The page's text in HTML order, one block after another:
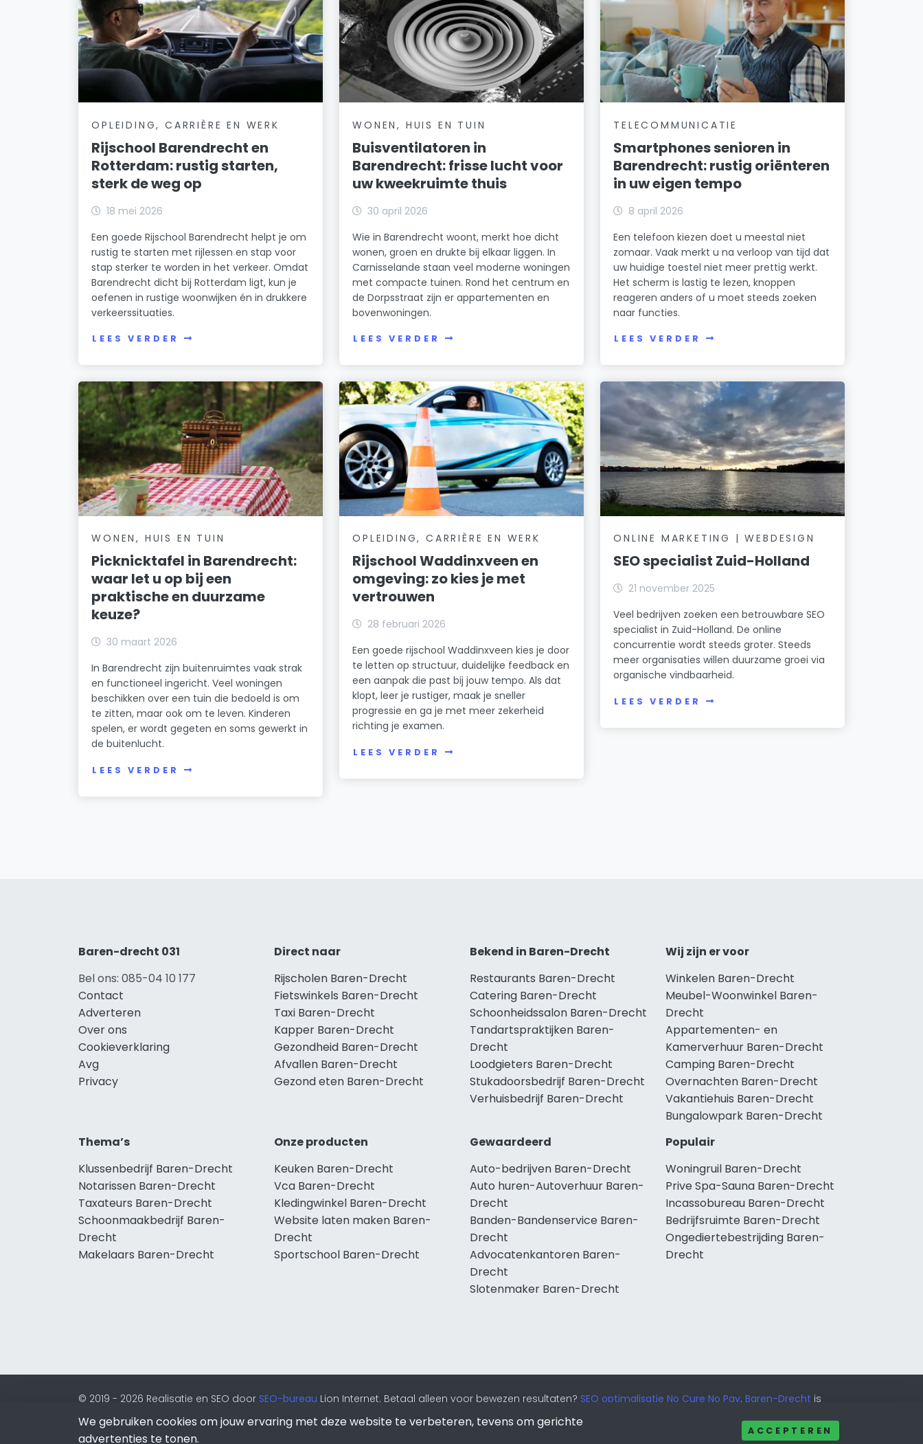
OPLEIDING, CARRIÈRE EN WERK
Rijschool Barendrecht en
Rotterdam: rustig starten,
sterk de weg op
18 mei 2026
Een goede Rijschool Barendrecht helpt je om
rustig te starten met rijlessen en stap voor
stap sterker te worden in het verkeer. Omdat
Barendrecht dicht bij Rotterdam ligt, kun je
oefenen in rustige woonwijken én in drukkere
verkeerssituaties.
LEES VERDER
WONEN, HUIS EN TUIN
Buisventilatoren in
Barendrecht: frisse lucht voor
uw kweekruimte thuis
30 april 2026
Wie in Barendrecht woont, merkt hoe dicht
wonen, groen en drukte bij elkaar liggen. In
Carnisselande staan veel moderne woningen
met compacte tuinen. Rond het centrum en
de Dorpsstraat zijn er appartementen en
bovenwoningen.
LEES VERDER
TELECOMMUNICATIE
Smartphones senioren in
Barendrecht: rustig oriënteren
in uw eigen tempo
8 april 2026
Een telefoon kiezen doet u meestal niet
zomaar. Vaak merkt u na verloop van tijd dat
uw huidige toestel niet meer prettig werkt.
Het scherm is lastig te lezen, knoppen
reageren anders of u moet steeds zoeken
naar functies.
LEES VERDER
WONEN, HUIS EN TUIN
Picknicktafel in Barendrecht:
waar let u op bij een
praktische en duurzame
keuze?
30 maart 2026
In Barendrecht zijn buitenruimtes vaak strak
en functioneel ingericht. Veel woningen
beschikken over een tuin die bedoeld is om
te zitten, maar ook om te leven. Kinderen
spelen, er wordt gegeten en soms gewerkt in
de buitenlucht.
LEES VERDER
OPLEIDING, CARRIÈRE EN WERK
Rijschool Waddinxveen en
omgeving: zo kies je met
vertrouwen
28 februari 2026
Een goede rijschool Waddinxveen kies je door
te letten op structuur, duidelijke feedback en
een aanpak die past bij jouw tempo. Als dat
klopt, leer je rustiger, maak je sneller
progressie en ga je met meer zekerheid
richting je examen.
LEES VERDER
ONLINE MARKETING | WEBDESIGN
SEO specialist Zuid-Holland
21 november 2025
Veel bedrijven zoeken een betrouwbare SEO
specialist in Zuid-Holland. De online
concurrentie wordt steeds groter. Steeds
meer organisaties willen duurzame groei via
organische vindbaarheid.
LEES VERDER
Baren-drecht 031
Bel ons: 085-04 10 177
Contact
Adverteren
Over ons
Cookieverklaring
Avg
Privacy
Direct naar
Rijscholen Baren-Drecht
Fietswinkels Baren-Drecht
Taxi Baren-Drecht
Kapper Baren-Drecht
Gezondheid Baren-Drecht
Afvallen Baren-Drecht
Gezond eten Baren-Drecht
Bekend in Baren-Drecht
Restaurants Baren-Drecht
Catering Baren-Drecht
Schoonheidssalon Baren-Drecht
Tandartspraktijken Baren-
Drecht
Loodgieters Baren-Drecht
Stukadoorsbedrijf Baren-Drecht
Verhuisbedrijf Baren-Drecht
Wij zijn er voor
Winkelen Baren-Drecht
Meubel-Woonwinkel Baren-
Drecht
Appartementen- en
Kamerverhuur Baren-Drecht
Camping Baren-Drecht
Overnachten Baren-Drecht
Vakantiehuis Baren-Drecht
Bungalowpark Baren-Drecht
Thema’s
Klussenbedrijf Baren-Drecht
Notarissen Baren-Drecht
Taxateurs Baren-Drecht
Schoonmaakbedrijf Baren-
Drecht
Makelaars Baren-Drecht
Onze producten
Keuken Baren-Drecht
Vca Baren-Drecht
Kledingwinkel Baren-Drecht
Website laten maken Baren-
Drecht
Sportschool Baren-Drecht
Gewaardeerd
Auto-bedrijven Baren-Drecht
Auto huren-Autoverhuur Baren-
Drecht
Banden-Bandenservice Baren-
Drecht
Advocatenkantoren Baren-
Drecht
Slotenmaker Baren-Drecht
Populair
Woningruil Baren-Drecht
Prive Spa-Sauna Baren-Drecht
Incassobureau Baren-Drecht
Bedrijfsruimte Baren-Drecht
Ongediertebestrijding Baren-
Drecht
© 2019 - 2026 Realisatie en SEO door SEO-bureau Lion Internet. Betaal alleen voor bewezen resultaten? SEO optimalisatie No Cure No Pay. Baren-Drecht is
onderdeel van Lion Internet.
Beeldcredits
We gebruiken cookies om jouw ervaring met deze website te verbeteren, tevens om gerichte
advertenties te tonen.
ACCEPTEREN